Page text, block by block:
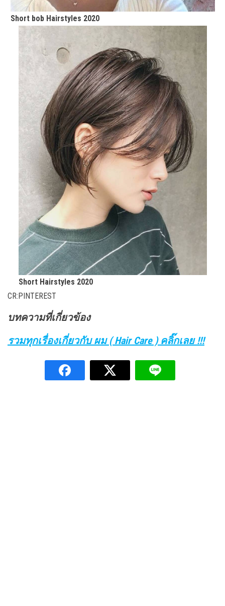
Short bob Hairstyles 2020
Short Hairstyles 2020
CR:PINTEREST
บทความที่เกี่ยวข้อง
รวมทุกเรื่องเกี่ยวกับ ผม ( Hair Care ) คลิ๊กเลย !!!